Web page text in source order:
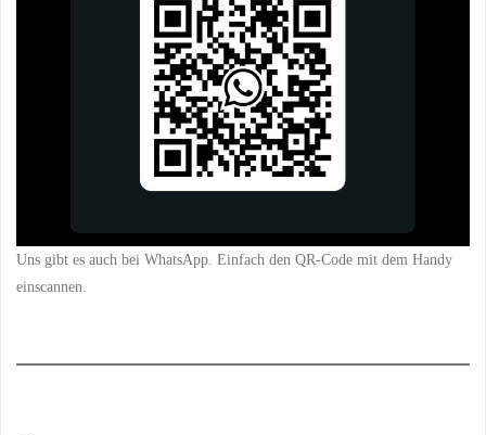
Uns gibt es auch bei WhatsApp. Einfach den QR-Code mit dem Handy
einscannen.